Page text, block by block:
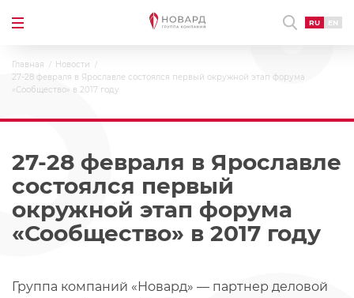
RU EN
Главная
Новости
27-28 февраля в Ярославле состоялся первый окружной этап форума
«Сообщество» в 2017 году
27-28 февраля в Ярославле
состоялся первый
окружной этап форума
«Сообщество» в 2017 году
Группа компаний «Новард» — партнер деловой